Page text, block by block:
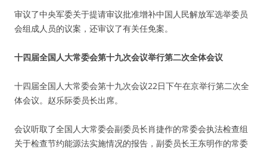
审议了中央军委关于提请审议批准增补中国人民解放军选举委员
会组成人员的议案，还审议了有关任免案。
十四届全国人大常委会第十九次会议举行第二次全体会议
十四届全国人大常委会第十九次会议22日下午在京举行第二次全
体会议。赵乐际委员长出席。
会议听取了全国人大常委会副委员长肖捷作的常委会执法检查组
关于检查节约能源法实施情况的报告，副委员长王东明作的常委